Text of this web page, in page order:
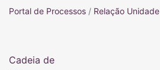
Portal de ProcessosPortal de Processos
/ Relação Unidade
Cadeia de